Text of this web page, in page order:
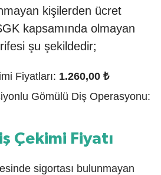
kişilerden ücret
kapsamında olmayan
şu şekildedir;
Fiyatları: 1.260,00 ₺
Gömülü Diş Operasyonu:
Çekimi Fiyatı
sigortası bulunmayan